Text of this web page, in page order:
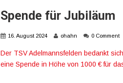
Spende für Jubiläum
16. August 2024 ohahn 0 Comment
Der TSV Adelmannsfelden bedankt
eine Spende in Höhe von 1000 € für